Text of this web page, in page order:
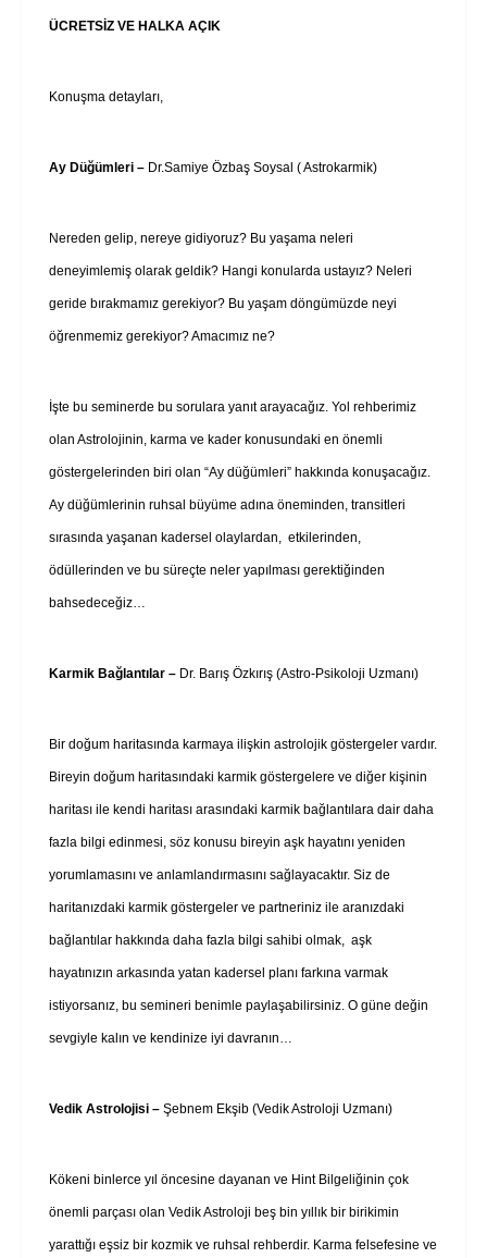
ÜCRETSİZ VE HALKA AÇIK
Konuşma detayları,
Ay Düğümleri – Dr.Samiye Özbaş Soysal ( Astrokarmik)
Nereden gelip, nereye gidiyoruz? Bu yaşama neleri
deneyimlemiş olarak geldik? Hangi konularda ustayız? Neleri
geride bırakmamız gerekiyor? Bu yaşam döngümüzde neyi
öğrenmemiz gerekiyor? Amacımız ne?
İşte bu seminerde bu sorulara yanıt arayacağız. Yol rehberimiz
olan Astrolojinin, karma ve kader konusundaki en önemli
göstergelerinden biri olan “Ay düğümleri” hakkında konuşacağız.
Ay düğümlerinin ruhsal büyüme adına öneminden, transitleri
sırasında yaşanan kadersel olaylardan, etkilerinden,
ödüllerinden ve bu süreçte neler yapılması gerektiğinden
bahsedeceğiz…
Karmik Bağlantılar – Dr. Barış Özkırış (Astro-Psikoloji Uzmanı)
Bir doğum haritasında karmaya ilişkin astrolojik göstergeler vardır.
Bireyin doğum haritasındaki karmik göstergelere ve diğer kişinin
haritası ile kendi haritası arasındaki karmik bağlantılara dair daha
fazla bilgi edinmesi, söz konusu bireyin aşk hayatını yeniden
yorumlamasını ve anlamlandırmasını sağlayacaktır. Siz de
haritanızdaki karmik göstergeler ve partneriniz ile aranızdaki
bağlantılar hakkında daha fazla bilgi sahibi olmak, aşk
hayatınızın arkasında yatan kadersel planı farkına varmak
istiyorsanız, bu semineri benimle paylaşabilirsiniz. O güne değin
sevgiyle kalın ve kendinize iyi davranın…
Vedik Astrolojisi – Şebnem Ekşib (Vedik Astroloji Uzmanı)
Kökeni binlerce yıl öncesine dayanan ve Hint Bilgeliğinin çok
önemli parçası olan Vedik Astroloji beş bin yıllık bir birikimin
yarattığı eşsiz bir kozmik ve ruhsal rehberdir. Karma felsefesine ve